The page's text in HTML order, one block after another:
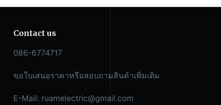
Contact us
086-6774717
ขอใบเสนอราคาหรือสอบถามสินค้าเพิ่มเติม
E-Mail: ruamelectric@gmail.com